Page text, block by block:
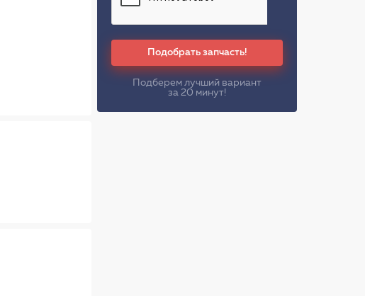
Подобрать запчасть!
Подберем лучший вариант
за 20 минут!